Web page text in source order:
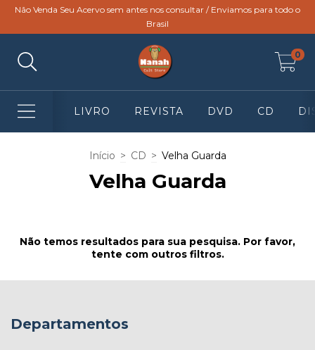
Não Venda Seu Acervo sem antes nos consultar / Enviamos para todo o
Brasil
0
LIVRO REVISTA DVD CD
Início > CD > Velha Guarda
Velha Guarda
Não temos resultados para sua pesquisa. Por favor,
tente com outros filtros.
Departamentos